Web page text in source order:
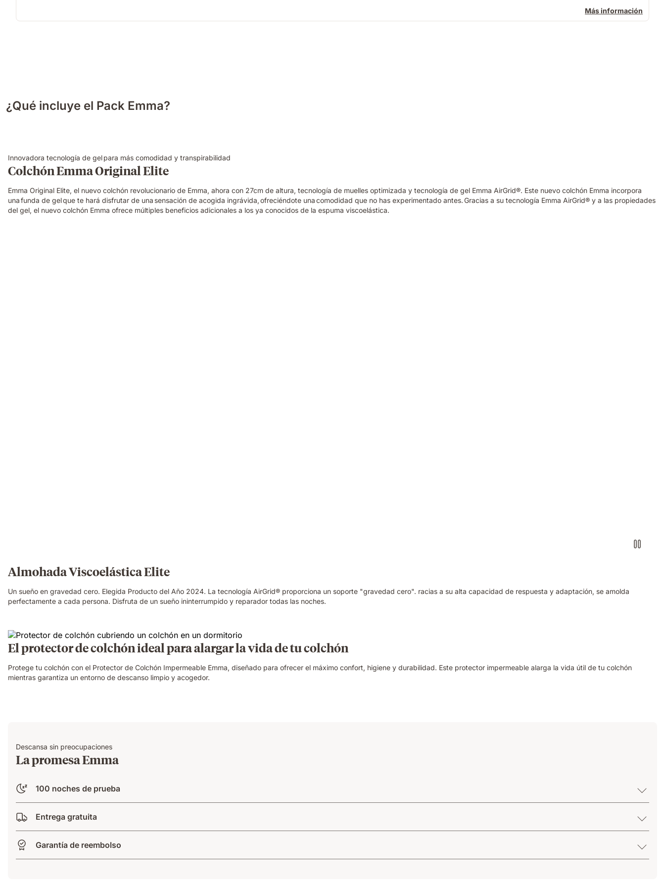
Más información
¿Qué incluye el Pack Emma?
Innovadora tecnología de gel para más comodidad y transpirabilidad
Colchón Emma Original Elite
Emma Original Elite, el nuevo colchón revolucionario de Emma, ahora con 27cm de altura, tecnología de muelles optimizada y tecnología de gel Emma AirGrid®. Este nuevo colchón Emma incorpora
una funda de gel que te hará disfrutar de una sensación de acogida ingrávida, ofreciéndote una comodidad que no has experimentado antes. Gracias a su tecnología Emma AirGrid® y a las propiedades
del gel, el nuevo colchón Emma ofrece múltiples beneficios adicionales a los ya conocidos de la espuma viscoelástica.
Almohada Viscoelástica Elite
Un sueño en gravedad cero. Elegida Producto del Año 2024. La tecnología AirGrid® proporciona un soporte "gravedad cero". racias a su alta capacidad de respuesta y adaptación, se amolda
perfectamente a cada persona. Disfruta de un sueño ininterrumpido y reparador todas las noches.
El protector de colchón ideal para alargar la vida de tu colchón
Protege tu colchón con el Protector de Colchón Impermeable Emma, diseñado para ofrecer el máximo confort, higiene y durabilidad. Este protector impermeable alarga la vida útil de tu colchón
mientras garantiza un entorno de descanso limpio y acogedor.
Descansa sin preocupaciones
La promesa Emma
100 noches de prueba
Entrega gratuita
Garantía de reembolso